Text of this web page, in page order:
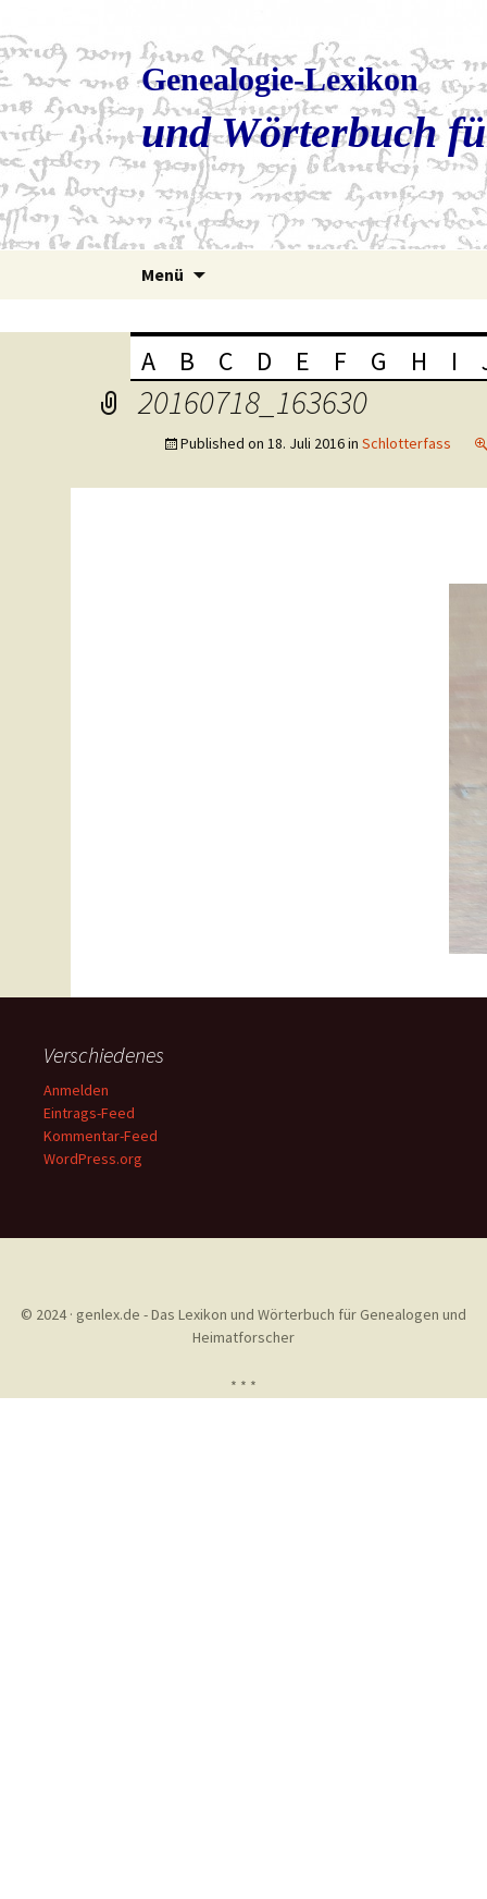
Genealogie-Lexikon
und Wörterbuch
Menü
A B C D E F G H I
20160718_163630
Published on 18. Juli 2016in Schlotterfass
Verschiedenes
Anmelden
Eintrags-Feed
Kommentar-Feed
WordPress.org
© 2024 · genlex.de - Das Lexikon und Wörterbuch für Genealogen und
Heimatforscher
* * *